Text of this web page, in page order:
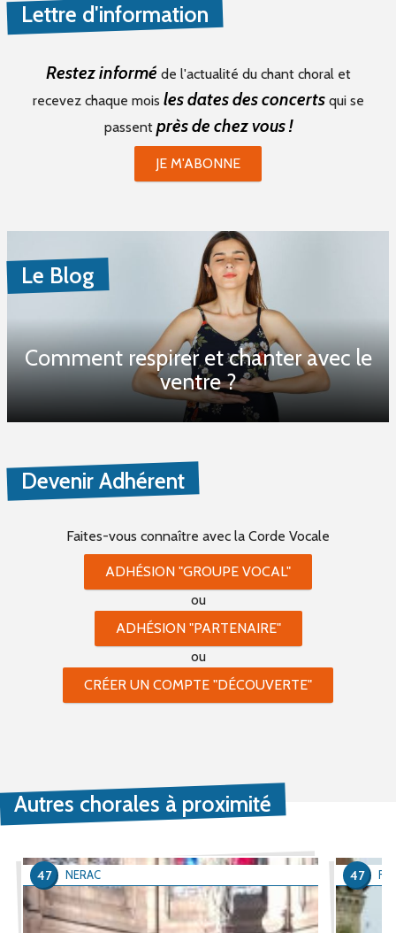
Lettre d'information
Restez informé de l'actualité du chant choral et
recevez chaque mois les dates des concertsqui se
passent près de chez vous !
JE M'ABONNE
Le Blog
Comment respirer et chanter avec le
ventre ?
Devenir Adhérent
Faites-vous connaître avec la Corde Vocale
ADHÉSION "GROUPE VOCAL"
ou
ADHÉSION "PARTENAIRE"
ou
CRÉER UN COMPTE "DÉCOUVERTE"
Autres chorales à proximité
NERAC
47 47